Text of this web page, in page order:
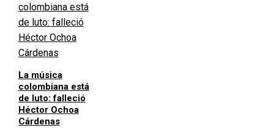
La música
colombiana está
de luto: falleció
Héctor Ochoa
Cárdenas